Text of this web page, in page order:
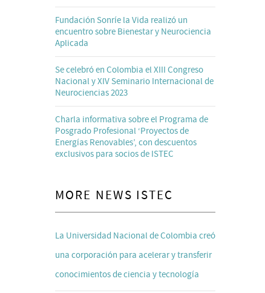
Fundación Sonríe la Vida realizó un
encuentro sobre Bienestar y Neurociencia
Aplicada
Se celebró en Colombia el XIII Congreso
Nacional y XIV Seminario Internacional de
Neurociencias 2023
Charla informativa sobre el Programa de
Posgrado Profesional ‘Proyectos de
Energías Renovables’, con descuentos
exclusivos para socios de ISTEC
MORE NEWS ISTEC
La Universidad Nacional de Colombia creó
una corporación para acelerar y transferir
conocimientos de ciencia y tecnología